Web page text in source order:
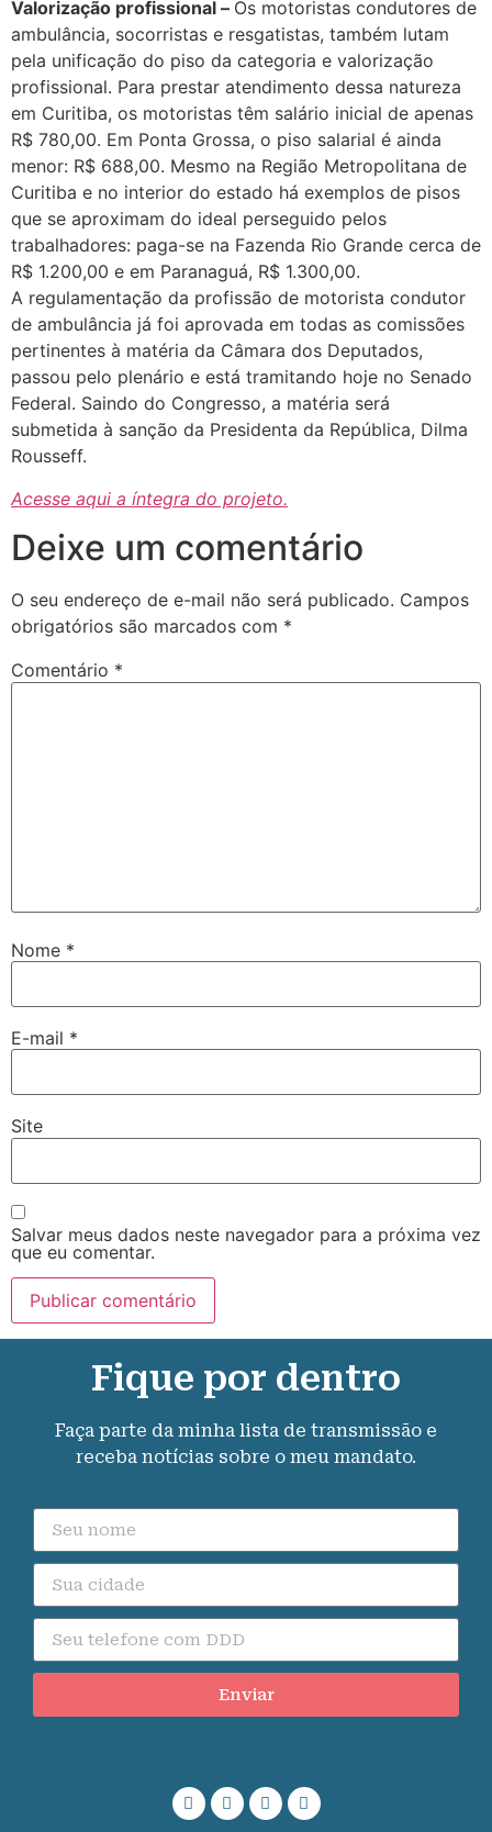
Valorização profissional – Os motoristas condutores de
ambulância, socorristas e resgatistas, também lutam
pela unificação do piso da categoria e valorização
profissional. Para prestar atendimento dessa natureza
em Curitiba, os motoristas têm salário inicial de apenas
R$ 780,00. Em Ponta Grossa, o piso salarial é ainda
menor: R$ 688,00. Mesmo na Região Metropolitana de
Curitiba e no interior do estado há exemplos de pisos
que se aproximam do ideal perseguido pelos
trabalhadores: paga-se na Fazenda Rio Grande cerca de
R$ 1.200,00 e em Paranaguá, R$ 1.300,00.
A regulamentação da profissão de motorista condutor
de ambulância já foi aprovada em todas as comissões
pertinentes à matéria da Câmara dos Deputados,
passou pelo plenário e está tramitando hoje no Senado
Federal. Saindo do Congresso, a matéria será
submetida à sanção da Presidenta da República, Dilma
Rousseff.
Acesse aqui a íntegra do projeto.
Deixe um comentário
O seu endereço de e-mail não será publicado. Campos
obrigatórios são marcados com *
Comentário *
Nome *
E-mail *
Site
Salvar meus dados neste navegador para a próxima vez
que eu comentar.
Fique por dentro
Faça parte da minha lista de transmissão e
receba notícias sobre o meu mandato.
Enviar